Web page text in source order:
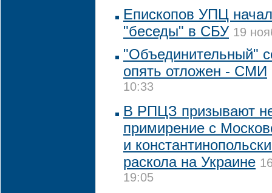
Епископов УПЦ
"беседы" в СБУ 19
"Объединительный"
опять отложен - СМИ
10:33
В РПЦЗ призывают
примирение с
и
раскола на Украине
19:05